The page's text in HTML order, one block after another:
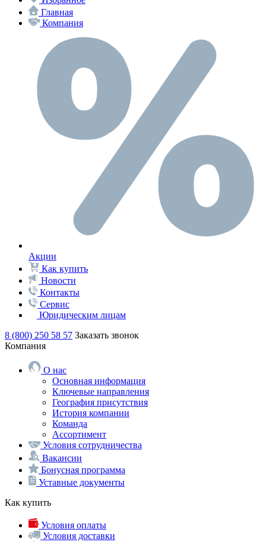
Главная
Компания
Акции
Как купить
Новости
Контакты
Сервис
Юридическим лицам
8 (800) 250 58 57 Заказать звонок
Компания
О нас
Основная информация
Ключевые направления
География присутствия
История компании
Команда
Ассортимент
Условия сотрудничества
Вакансии
Бонусная программа
Уставные документы
Как купить
Условия оплаты
Условия доставки